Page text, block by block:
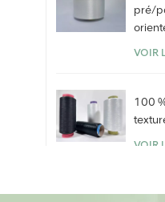
pré/
VOIR
100
VOIR
100